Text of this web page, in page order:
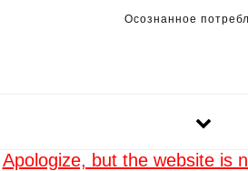
Осознанное
Apologize, but the website is